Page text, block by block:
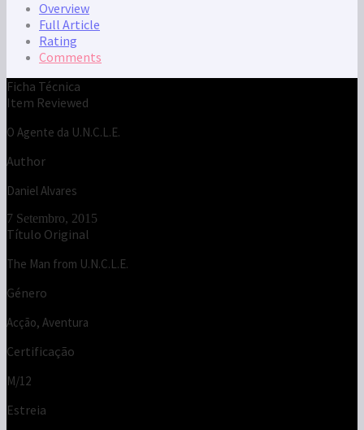
Overview
Full Article
Rating
Comments
Ficha Técnica
Item Reviewed
O Agente da U.N.C.L.E.
Author
Daniel Alvares
7 Setembro, 2015
Título Original
The Man from U.N.C.L.E.
Género
Acção, Aventura
Certificação
M/12
Estreia